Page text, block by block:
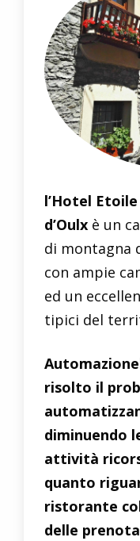
l’Hotel
d’Oulx è un
di montagna
con ampie
ed un
tipici del
risolto il
diminuendo
attività
quanto
ristorante
delle